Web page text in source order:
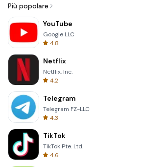
Più popolare
YouTube
Google LLC
4.8
Netflix
Netflix, Inc.
4.2
Telegram
Telegram FZ-LLC
4.3
TikTok
TikTok Pte. Ltd.
4.6